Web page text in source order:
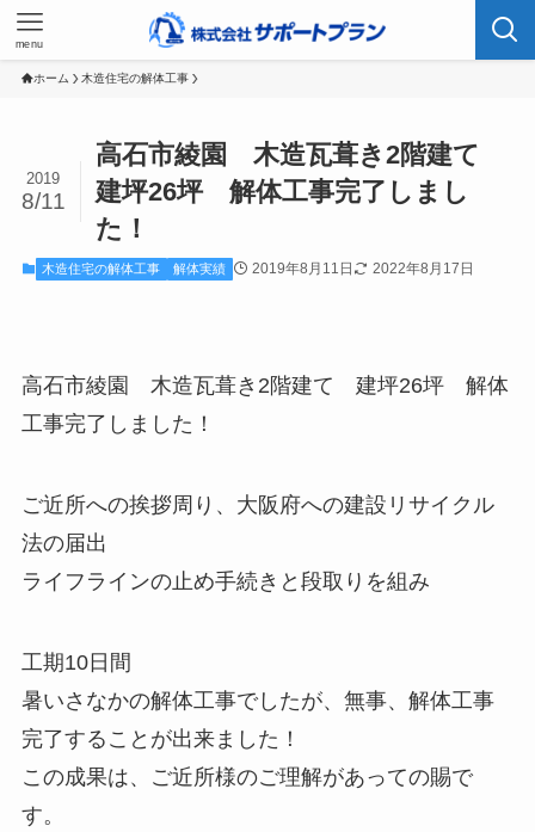
menu
ホーム 木造住宅の解体工事
高石市綾園 木造瓦葺き2階建て
建坪26坪 解体工事完了しまし
た！
2019
8/11
木造住宅の解体工事 解体実績 2019年8月11日 2022年8月17日
高石市綾園 木造瓦葺き2階建て 建坪26坪 解体
工事完了しました！
ご近所への挨拶周り、大阪府への建設リサイクル
法の届出
ライフラインの止め手続きと段取りを組み
工期10日間
暑いさなかの解体工事でしたが、無事、解体工事
完了することが出来ました！
この成果は、ご近所様のご理解があっての賜で
す。